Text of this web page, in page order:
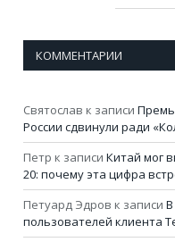
КОММЕНТАРИИ
Святослав к записи
России сдвинули ради
Петр к записи Китай мог
20: почему эта цифра
Петуард Эдров к записи
пользователей клиента